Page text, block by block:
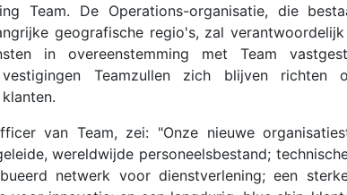
Team. De Operations-organisatie, die
geografische regio's, zal
in overeenstemming met Team
Teamzullen zich blijven
van Team, zei: "Onze nieuwe
wereldwijde personeelsbestand;
netwerk voor dienstverlening; een